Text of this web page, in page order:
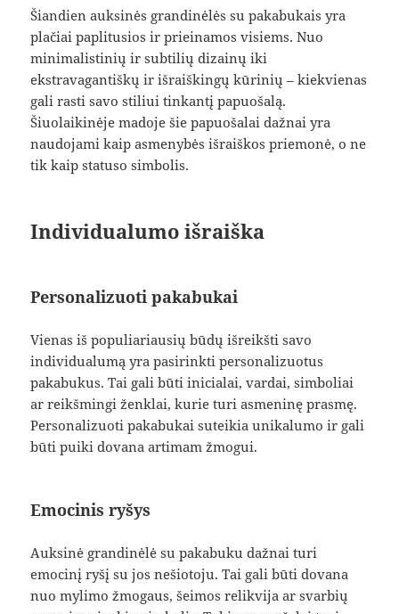
Šiandien auksinės grandinėlės su pakabukais yra
plačiai paplitusios ir prieinamos visiems. Nuo
minimalistinių ir subtilių dizainų iki
ekstravagantiškų ir išraiškingų kūrinių – kiekvienas
gali rasti savo stiliui tinkantį papuošalą.
Šiuolaikinėje madoje šie papuošalai dažnai yra
naudojami kaip asmenybės išraiškos priemonė, o ne
tik kaip statuso simbolis.
Individualumo išraiška
Personalizuoti pakabukai
Vienas iš populiariausių būdų išreikšti savo
individualumą yra pasirinkti personalizuotus
pakabukus. Tai gali būti inicialai, vardai, simboliai
ar reikšmingi ženklai, kurie turi asmeninę prasmę.
Personalizuoti pakabukai suteikia unikalumo ir gali
būti puiki dovana artimam žmogui.
Emocinis ryšys
Auksinė grandinėlė su pakabuku dažnai turi
emocinį ryšį su jos nešiotoju. Tai gali būti dovana
nuo mylimo žmogaus, šeimos relikvija ar svarbių